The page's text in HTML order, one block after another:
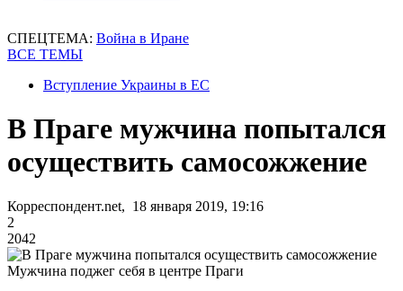
СПЕЦТЕМА: Война в Иране
ВСЕ ТЕМЫ
Вступление Украины в ЕС
В Праге мужчина попытался
осуществить самосожжение
Корреспондент.net, 18 января 2019, 19:16
2
2042
Мужчина поджег себя в центре Праги